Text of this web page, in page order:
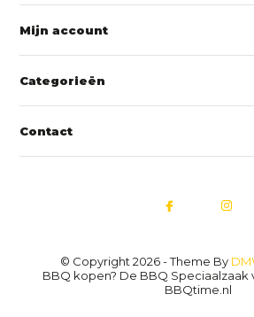
Mijn account
Categorieën
Contact
© Copyright 2026 - Theme By
BBQ kopen? De BBQ Speciaalzaak
BBQtime.nl